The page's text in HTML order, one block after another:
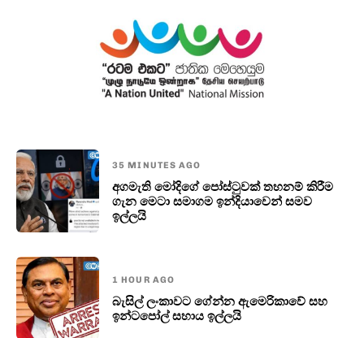
35 MINUTES AGO
අගමැති මෝදිගේ පෝස්ටුවක් තහනම් කිරීම
ගැන මෙටා සමාගම ඉන්දියාවෙන් සමව
ඉල්ලයි
1 HOUR AGO
බැසිල් ලංකාවට ගේන්න ඇමෙරිකාවේ සහ
ඉන්ටපෝල් සහාය ඉල්ලයි